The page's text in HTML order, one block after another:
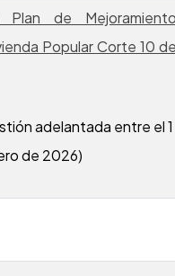
de
Popular Corte 10
adelantada entre el 1
de 2026)